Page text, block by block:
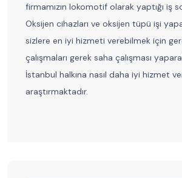
firmamızın lokomotif olarak yaptığı iş
Oksijen cihazları ve oksijen tüpü işi
sizlere en iyi hizmeti verebilmek için
çalışmaları gerek saha çalışması
İstanbul halkına nasıl daha iyi hizmet
araştırmaktadır.